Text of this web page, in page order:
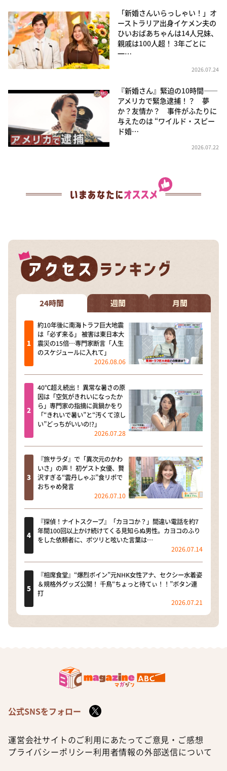
「新婚さんいらっしゃい！」オ
ーストラリア出身イケメン夫の
ひいおばあちゃんは14人兄妹、
親戚は100人超！ 3年ごとに
一…
2026.07.24
『新婚さん』緊迫の10時間――
アメリカで緊急逮捕！？ 夢
か？友情か？ 事件がふたりに
与えたのは “ワイルド・スピー
ド婚…
2026.07.22
24時間 週間 月間
約10年後に南海トラフ巨大地震
は「必ず来る」 被害は東日本大
震災の15倍…専門家断言「人生
のスケジュールに入れて」
2026.08.06
40℃超え続出！ 異常な暑さの原
因は「空気がきれいになったか
ら」専門家の指摘に眞鍋かをり
「“きれいで暑い”と“汚くて涼し
い”どっちがいいの!?」
2026.07.28
『旅サラダ』で「異次元のかわ
いさ」の声！ 初ゲスト女優、贅
沢すぎる“雲丹しゃぶ”食リポで
おちゃめ発言
2026.07.10
『探偵！ナイトスクープ』「カヨコか？」間違い電話を約7
年間100回以上かけ続けてくる見知らぬ男性。カヨコのふり
をした依頼者に、ポツリと呟いた言葉は…
2026.07.14
『相席食堂』“爆烈ボイン”元NHK女性アナ、セクシー水着姿
＆規格外グッズ公開！ 千鳥“ちょっと待てぃ！！”ボタン連
打
2026.07.21
公式SNSをフォロー
運営会社サイトのご利用にあたって ご意見・ご感想
プライバシーポリシー利用者情報の外部送信について